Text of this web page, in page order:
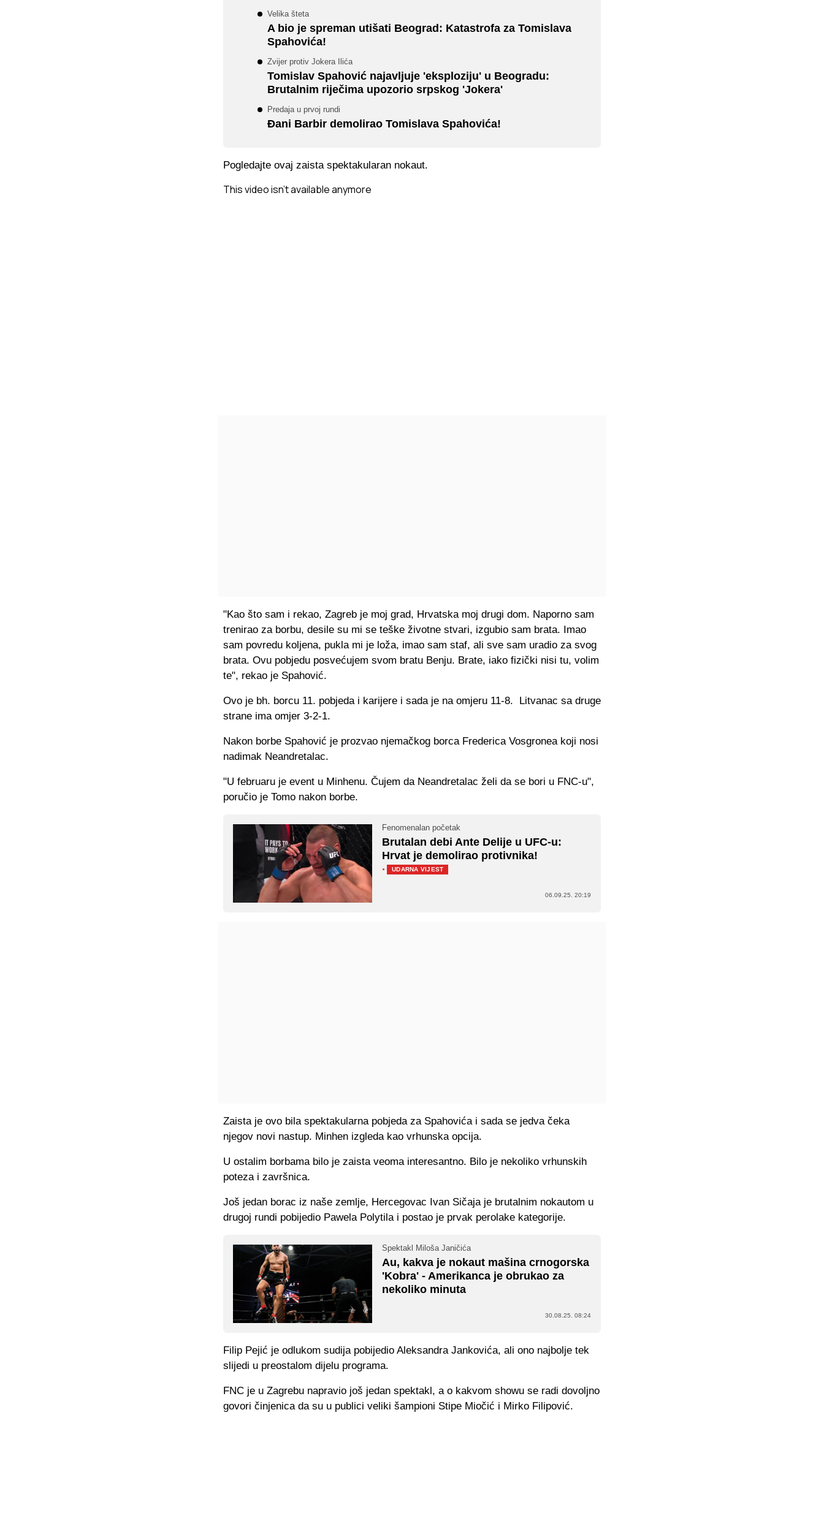
Velika šteta
A bio je spreman utišati Beograd: Katastrofa za Tomislava
Spahovića!
Zvijer protiv Jokera Ilića
Tomislav Spahović najavljuje 'eksploziju' u Beogradu:
Brutalnim riječima upozorio srpskog 'Jokera'
Predaja u prvoj rundi
Đani Barbir demolirao Tomislava Spahovića!
Pogledajte ovaj zaista spektakularan nokaut.
"Kao što sam i rekao, Zagreb je moj grad, Hrvatska moj drugi dom. Naporno sam
trenirao za borbu, desile su mi se teške životne stvari, izgubio sam brata. Imao
sam povredu koljena, pukla mi je loža, imao sam staf, ali sve sam uradio za svog
brata. Ovu pobjedu posvećujem svom bratu Benju. Brate, iako fizički nisi tu, volim
te", rekao je Spahović.
Ovo je bh. borcu 11. pobjeda i karijere i sada je na omjeru 11-8. Litvanac sa druge
strane ima omjer 3-2-1.
Nakon borbe Spahović je prozvao njemačkog borca Frederica Vosgronea koji nosi
nadimak Neandretalac.
"U februaru je event u Minhenu. Čujem da Neandretalac želi da se bori u FNC-u",
poručio je Tomo nakon borbe.
Fenomenalan početak
Brutalan debi Ante Delije u UFC-u:
Hrvat je demolirao protivnika!
·
UDARNA VIJEST
06.09.25. 20:19
Zaista je ovo bila spektakularna pobjeda za Spahovića i sada se jedva čeka
njegov novi nastup. Minhen izgleda kao vrhunska opcija.
U ostalim borbama bilo je zaista veoma interesantno. Bilo je nekoliko vrhunskih
poteza i završnica.
Još jedan borac iz naše zemlje, Hercegovac Ivan Sičaja je brutalnim nokautom u
drugoj rundi pobijedio Pawela Polytila i postao je prvak perolake kategorije.
Spektakl Miloša Janičića
Au, kakva je nokaut mašina crnogorska
'Kobra' - Amerikanca je obrukao za
nekoliko minuta
30.08.25. 08:24
Filip Pejić je odlukom sudija pobijedio Aleksandra Jankovića, ali ono najbolje tek
slijedi u preostalom dijelu programa.
FNC je u Zagrebu napravio još jedan spektakl, a o kakvom showu se radi dovoljno
govori činjenica da su u publici veliki šampioni Stipe Miočić i Mirko Filipović.